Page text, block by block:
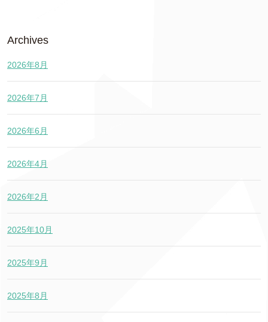
Archives
2026年8月
2026年7月
2026年6月
2026年4月
2026年2月
2025年10月
2025年9月
2025年8月